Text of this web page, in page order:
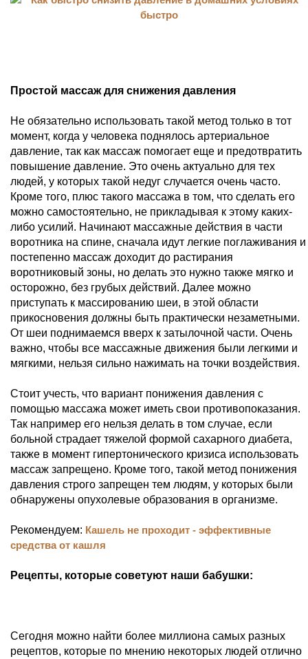
Простой массаж для снижения давления
Не обязательно использовать такой метод только в тот
момент, когда у человека поднялось артериальное
давление, так как массаж помогает еще и предотвратить
повышение давление. Это очень актуально для тех
людей, у которых такой недуг случается очень часто.
Кроме того, плюс такого массажа в том, что сделать его
можно самостоятельно, не прикладывая к этому каких-
либо усилий. Начинают массажные действия в части
воротника на спине, сначала идут легкие поглаживания и
постепенно массаж доходит до растирания
воротниковый зоны, но делать это нужно также мягко и
осторожно, без грубых действий. Далее можно
приступать к массированию шеи, в этой области
прикосновения должны быть практически незаметными.
От шеи поднимаемся вверх к затылочной части. Очень
важно, чтобы все массажные движения были легкими и
мягкими, нельзя сильно нажимать на точки воздействия.
Стоит учесть, что вариант понижения давления с
помощью массажа может иметь свои противопоказания.
Так например его нельзя делать в том случае, если
больной страдает тяжелой формой сахарного диабета,
также в момент гипертонического кризиса использовать
массаж запрещено. Кроме того, такой метод понижения
давления строго запрещен тем людям, у которых были
обнаружены опухолевые образования в организме.
Рекомендуем: Кашель не проходит - эффективные
средства от кашля
Рецепты, которые советуют наши бабушки:
Сегодня можно найти более миллиона самых разных
рецептов, которые по мнению некоторых людей отлично